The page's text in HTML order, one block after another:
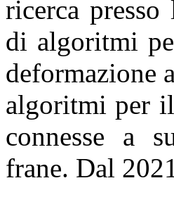
ricerca
di algoritmi
deformazione
algoritmi per
connesse a
frane. Dal